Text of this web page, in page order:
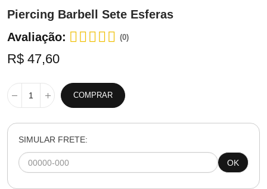
Piercing Barbell Sete Esferas
Avaliação:
(0)
R$ 47,60
COMPRAR
SIMULAR FRETE:
OK